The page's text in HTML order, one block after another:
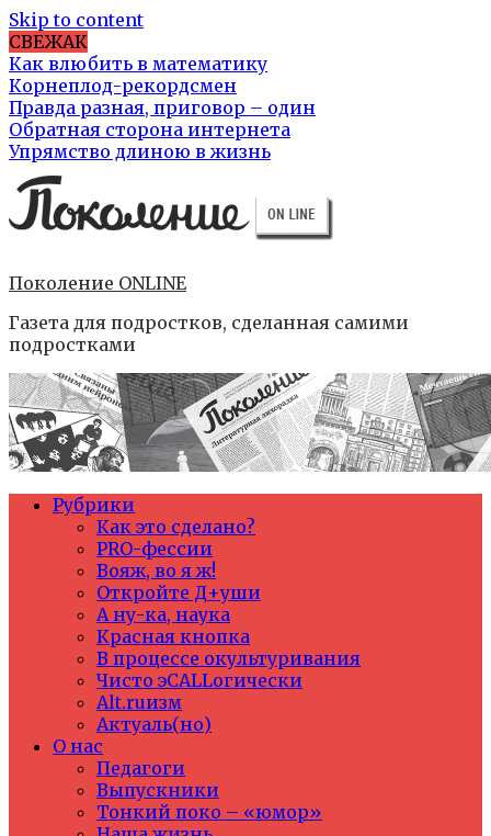
Skip to content
СВЕЖАК
Как влюбить в математику
Корнеплод-рекордсмен
Правда разная, приговор – один
Обратная сторона интернета
Упрямство длиною в жизнь
Поколение ONLINE
Газета для подростков, сделанная самими
подростками
Рубрики
Как это сделано?
PRO-фессии
Вояж, во я ж!
Откройте Д+уши
А ну-ка, наука
Красная кнопка
В процессе окультуривания
Чисто эCALLогически
Alt.ruизм
Актуаль(но)
О нас
Педагоги
Выпускники
Тонкий поко – «юмор»